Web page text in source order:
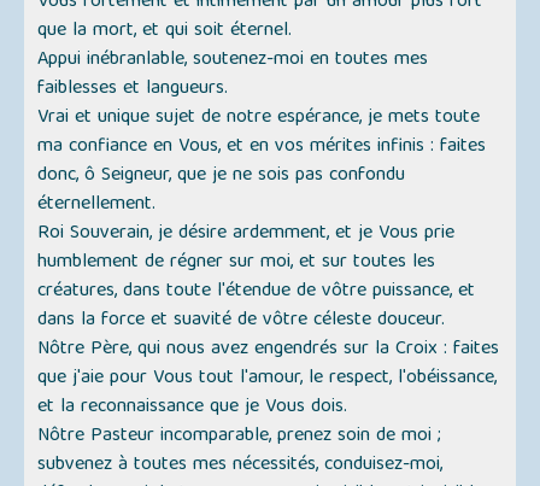
que la mort, et qui soit éternel.
Appui inébranlable, soutenez-moi en toutes mes
faiblesses et langueurs.
Vrai et unique sujet de notre espérance, je mets toute
ma confiance en Vous, et en vos mérites infinis : faites
donc, ô Seigneur, que je ne sois pas confondu
éternellement.
Roi Souverain, je désire ardemment, et je Vous prie
humblement de régner sur moi, et sur toutes les
créatures, dans toute l'étendue de vôtre puissance, et
dans la force et suavité de vôtre céleste douceur.
Nôtre Père, qui nous avez engendrés sur la Croix : faites
que j'aie pour Vous tout l'amour, le respect, l'obéissance,
et la reconnaissance que je Vous dois.
Nôtre Pasteur incomparable, prenez soin de moi ;
subvenez à toutes mes nécessités, conduisez-moi,